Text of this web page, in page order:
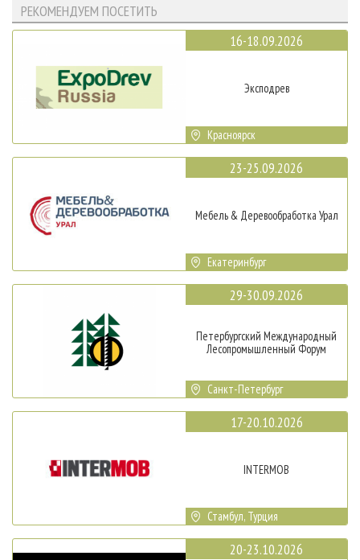
РЕКОМЕНДУЕМ ПОСЕТИТЬ
16-18.09.2026
Эксподрев
Красноярск
23-25.09.2026
Мебель & Деревообработка Урал
Екатеринбург
29-30.09.2026
Петербургский Международный
Лесопромышленный Форум
Санкт-Петербург
17-20.10.2026
INTERMOB
Стамбул, Турция
20-23.10.2026